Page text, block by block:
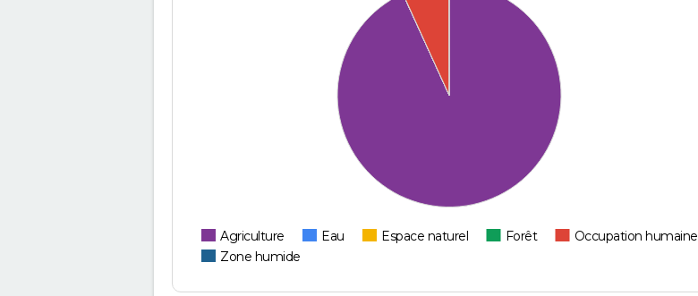
Agriculture Eau Espace naturel Forêt
Occupation humaine
Zone humide